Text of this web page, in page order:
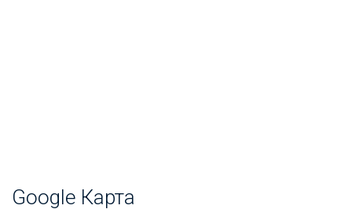
Google Карта